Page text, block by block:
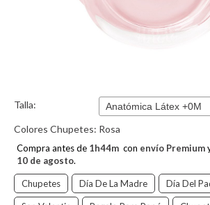
Talla:
Colores Chupetes: Rosa
Compra antes de 1h44m con envío Premium
10 de agosto.
Chupetes Día De La Madre Día Del